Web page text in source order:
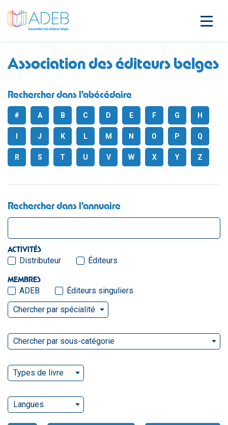
Association des éditeurs belges
Rechercher dans l'abécédaire
# A B C D E F G H
J K L M N O P Q
R S T U V W X Y Z
Rechercher dans l'annuaire
ACTIVITÉS
Distributeur Éditeurs
MEMBRES
ADEB
Éditeurs singuliers
Chercher par spécialité
Chercher par sous-catégorie
Types de livre
Langues